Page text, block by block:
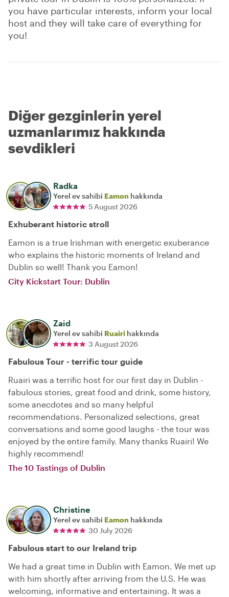
you have particular interests, inform your local
host and they will take care of everything for
you!
Diğer gezginlerin yerel
uzmanlarımız hakkında
sevdikleri
Radka
Yerel ev sahibi Eamon hakkında
5 August 2026
Exhuberant historic stroll
Eamon is a true Irishman with energetic exuberance
who explains the historic moments of Ireland and
Dublin so well! Thank you Eamon!
City Kickstart Tour: Dublin
Zaid
Yerel ev sahibi Ruairi hakkında
3 August 2026
Fabulous Tour - terrific tour guide
Ruairi was a terrific host for our first day in Dublin -
fabulous stories, great food and drink, some history,
some anecdotes and so many helpful
recommendations. Personalized selections, great
conversations and some good laughs - the tour was
enjoyed by the entire family. Many thanks Ruairi! We
highly recommend!
The 10 Tastings of Dublin
Christine
Yerel ev sahibi Eamon hakkında
30 July 2026
Fabulous start to our Ireland trip
We had a great time in Dublin with Eamon. We met up
with him shortly after arriving from the U.S. He was
welcoming, informative and entertaining. It was a